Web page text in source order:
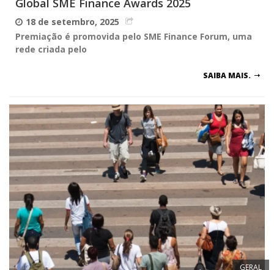
Global SME Finance Awards 2025
18 de setembro, 2025
Premiação é promovida pelo SME Finance Forum, uma
rede criada pelo
SAIBA MAIS.
GERAL